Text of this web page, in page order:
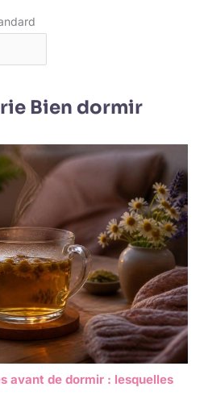
Bien dormir
avant de dormir : lesquelles